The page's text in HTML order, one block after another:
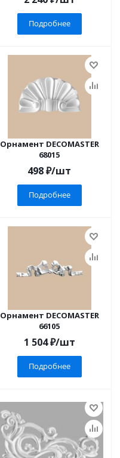
Подробнее
Орнамент DECOMASTER
68015
498₽/шт
Подробнее
Орнамент DECOMASTER
66105
1 504₽/шт
Подробнее